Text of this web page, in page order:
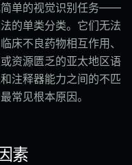
简单的视觉识别任务——
的单类分类。它们无法
床不良药物相互作用、
资源匮乏的亚太地区语
注释器能力之间的不匹
常见根本原因。
素